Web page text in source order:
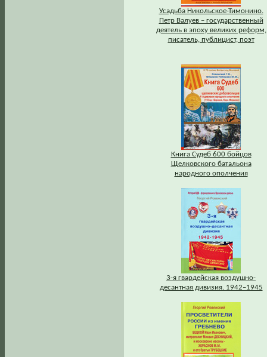
Усадьба Никольское-Тимонино.
Петр Валуев – государственный
деятель в эпоху великих реформ,
писатель, публицист, поэт
Книга Судеб 600 бойцов
Щелковского батальона
народного ополчения
3-я гвардейская воздушно-
десантная дивизия. 1942–1945